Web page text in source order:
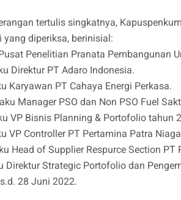
tertulis singkatnya,
yang diperiksa, berinisial:
Penelitian Pranata Pembangunan
Direktur PT Adaro Indonesia.
Karyawan PT Cahaya Energi Perkasa.
Manager PSO dan Non PSO Fuel
VP Bisnis Planning & Portofolio tahun
VP Controller PT Pertamina Patra
Head of Supplier Respurce Section
Direktur Strategic Portofolio dan
28 Juni 2022.